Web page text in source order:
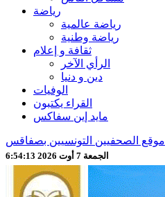
رياضة
رياضة عالمية
رياضة وطنية
ثقافة و إعلام
الرأي الآخر
دين و دنيا
الوفيات
القراء يكتبون
مايد إين سفاكس
موقع الصحفيين التونسيين بصفاقس
الجمعة 7 أوت 2026 6:54:16